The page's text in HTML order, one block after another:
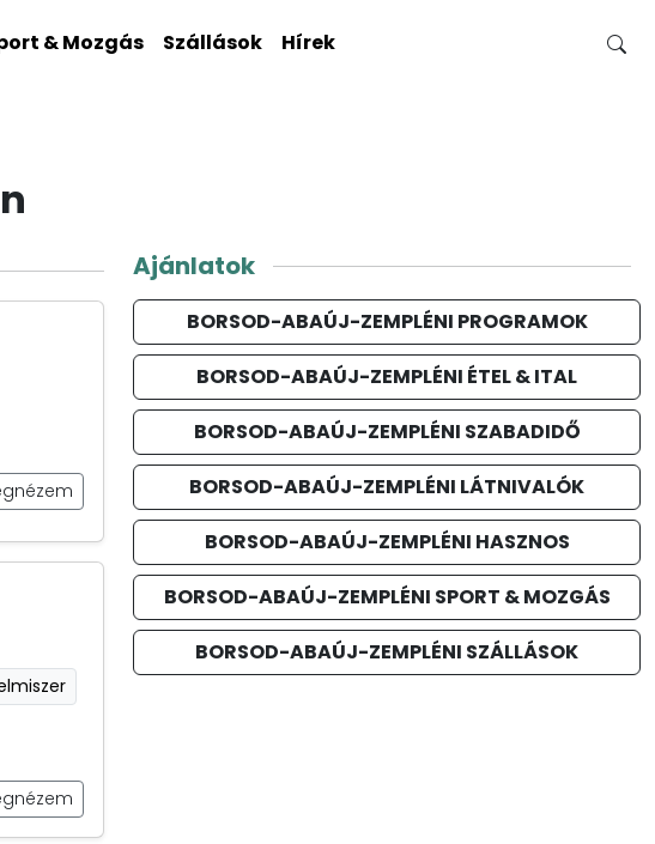
& Mozgás Szállások Hírek
Ajánlatok
BORSOD-ABAÚJ-ZEMPLÉNI PROGRAMOK
BORSOD-ABAÚJ-ZEMPLÉNI ÉTEL & ITAL
BORSOD-ABAÚJ-ZEMPLÉNI SZABADIDŐ
BORSOD-ABAÚJ-ZEMPLÉNI LÁTNIVALÓK
BORSOD-ABAÚJ-ZEMPLÉNI HASZNOS
BORSOD-ABAÚJ-ZEMPLÉNI SPORT & MOZGÁS
BORSOD-ABAÚJ-ZEMPLÉNI SZÁLLÁSOK